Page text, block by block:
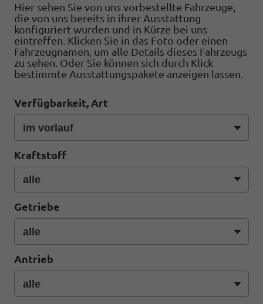
Hier sehen Sie von uns vorbestellte Fahrzeuge,
die von uns bereits in ihrer Ausstattung
konfiguriert wurden und in Kürze bei uns
eintreffen. Klicken Sie in das Foto oder einen
Fahrzeugnamen, um alle Details dieses Fahrzeugs
zu sehen. Oder Sie können sich durch Klick
bestimmte Ausstattungspakete anzeigen lassen.
Verfügbarkeit, Art
Kraftstoff
Getriebe
Antrieb